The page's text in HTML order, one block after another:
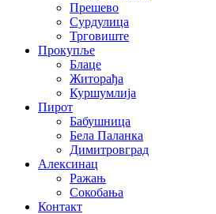
Прешево
Сурдулица
Трговиште
Прокупље
Блаце
Житорађа
Куршумлија
Пирот
Бабушница
Бела Паланка
Димитровград
Алексинац
Ражањ
Сокобања
Контакт